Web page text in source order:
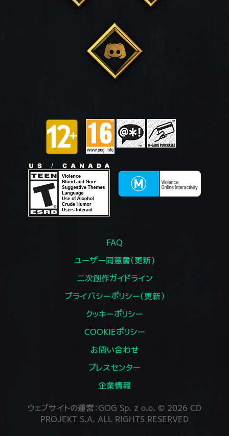
FAQ
ユーザー同意書（更新）
二次創作ガイドライン
プライバシーポリシー（更新）
クッキーポリシー
COOKIEポリシー
お問い合わせ
プレスセンター
企業情報
ウェブサイトの運営：GOG Sp. z o.o. © 2026 CD
PROJEKT S.A. ALL RIGHTS RESERVED